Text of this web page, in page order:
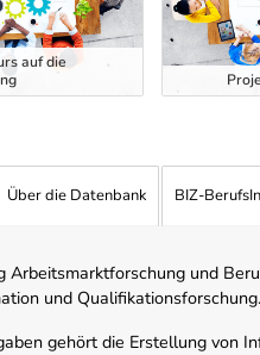
auf die
Über die Datenbank BIZ-
Arbeitsmarktforschung und
und Qualifikationsforschung.
gehört die Erstellung von